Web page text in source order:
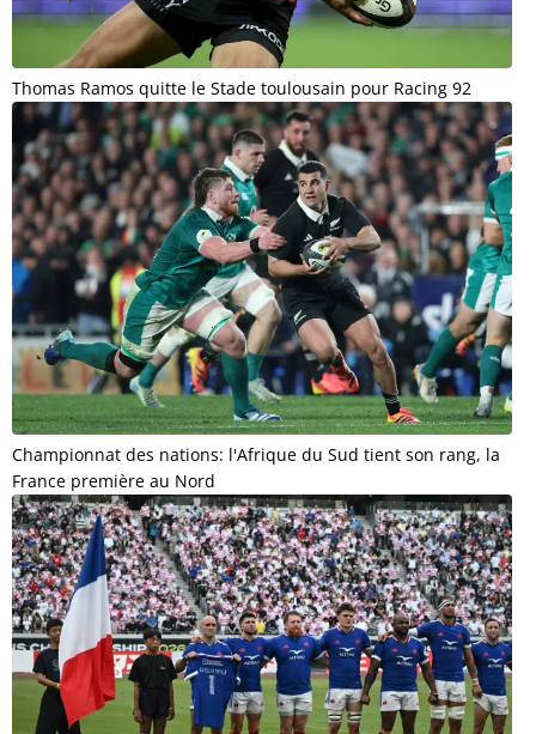
Thomas Ramos quitte le Stade toulousain pour Racing 92
Championnat des nations: l'Afrique du Sud tient son rang, la
France première au Nord